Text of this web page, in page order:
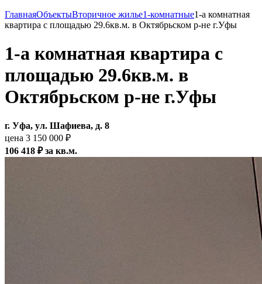
ГлавнаяОбъектыВторичное жилье1-комнатные1-а комнатная
квартира с площадью 29.6кв.м. в Октябрьском р-не г.Уфы
1-а комнатная квартира с
площадью 29.6кв.м. в
Октябрьском р-не г.Уфы
г. Уфа, ул. Шафиева, д. 8
цена 3 150 000 ₽
106 418 ₽ за кв.м.